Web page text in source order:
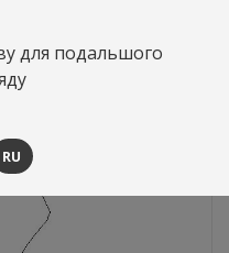
для подальшого
RU